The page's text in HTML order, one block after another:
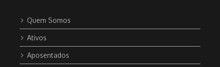
Quem Somos
Ativos
Aposentados